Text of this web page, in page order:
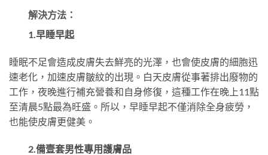
解決方法：
1.早睡早起
睡眠不足會造成皮膚失去鮮亮的光澤，也會使皮膚的細胞迅
速老化，加速皮膚皺紋的出現。白天皮膚從事著排出廢物的
工作，夜晚進行補充營養和自身修復，這種工作在晚上11點
至清晨5點最為旺盛。所以，早睡早起不僅消除全身疲勞，
也能使皮膚更健美。
2.備壹套男性專用護膚品